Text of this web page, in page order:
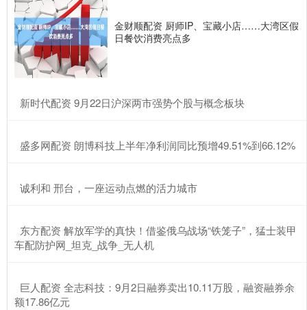
金财顺配资 厨师IP、宝藏小店……大湾区假
日餐饮消费亮点多
​新时代配资 9月22日沪深两市强势个股与概念板块
​盛多网配资 朗博科技上半年净利润同比预增49.51%到66.12%
​诚利和 邢台，一座运动点燃的活力城市
​东方配资 解放军学的真快！借鉴俄乌战场“铁笼子”，猛士装甲
车配防护网_坦克_战争_无人机
​巨人配资 全志科技：9月2日融券卖出10.11万股，融资融券余
额17.86亿元